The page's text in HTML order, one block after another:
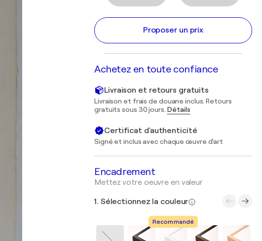
Proposer un prix
Achetez en toute confiance
Livraison et retours gratuits
Livraison et frais de douane inclus. Retours
gratuits sous 30 jours. Détails
Certificat d'authenticité
Signé et inclus avec chaque œuvre d'art
Encadrement
Mettez votre oeuvre en valeur
1. Sélectionnez la couleur
Recommandé